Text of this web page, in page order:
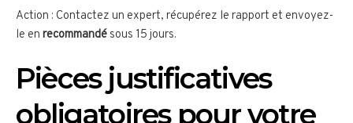
Action : Contactez un expert, récupérez le rapport et envoyez-
le en recommandé sous 15 jours.
Pièces justificatives
obligatoires pour votre